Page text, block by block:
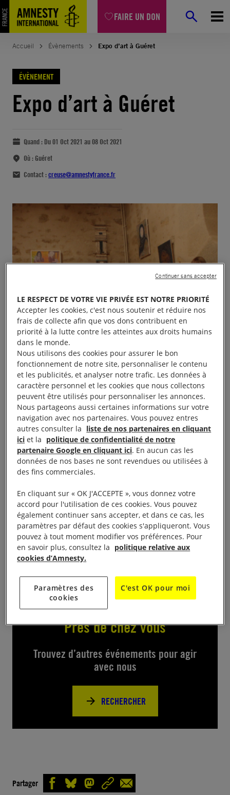
FAIRE UN DON
Accueil Évènements Expo d’art à Guéret
ÉVÈNEMENT
Expo d’art à Guéret
Quand : Du 01 Oct 2021 au 08 Oct 2021
Où : Guéret
Contact :creuse@amnestyfrance.fr
Expo » Dérèglement climatique et droits humains »,
Salle Chaminadour, 10 Rue Joseph-Ducouret,
samedi de 10h à 18h. Des artistes creusois
s’engagent sur le thème du dérèglement climatique
et ses conséquences sur les droits humains par des
œuvres diverses (peintures, travail du bois, de la
pierre, installations, vitraux, céramiques).
Près de chez vous
Trouvez d’autres événements pour agir
avec nous
RECHERCHER
Partager
LE RESPECT DE VOTRE VIE PRIVÉE EST NOTRE PRIORITÉ
Accepter les cookies, c'est nous soutenir et réduire nos
frais de collecte afin que vos dons contribuent en
priorité à la lutte contre les atteintes aux droits humains
dans le monde.
Nous utilisons des cookies pour assurer le bon
fonctionnement de notre site, personnaliser le contenu
et les publicités, et analyser notre trafic. Les données à
caractère personnel et les cookies que nous collectons
peuvent être utilisés pour personnaliser les annonces.
Nous partageons aussi certaines informations sur votre
navigation avec nos partenaires. Vous pouvez entres
autres consulter la liste de nos partenaires en cliquant
ici et la politique de confidentialité de notre
partenaire Google en cliquant ici. En aucun cas les
données de nos bases ne sont revendues ou utilisées à
des fins commerciales.
En cliquant sur « OK J'ACCEPTE », vous donnez votre
accord pour l'utilisation de ces cookies. Vous pouvez
également continuer sans accepter, et dans ce cas, les
paramètres par défaut des cookies s'appliqueront. Vous
pouvez à tout moment modifier vos préférences. Pour
en savoir plus, consultez la politique relative aux
cookies d’Amnesty.
Paramètres des
cookies
C'est OK pour moi
Continuer sans accepter